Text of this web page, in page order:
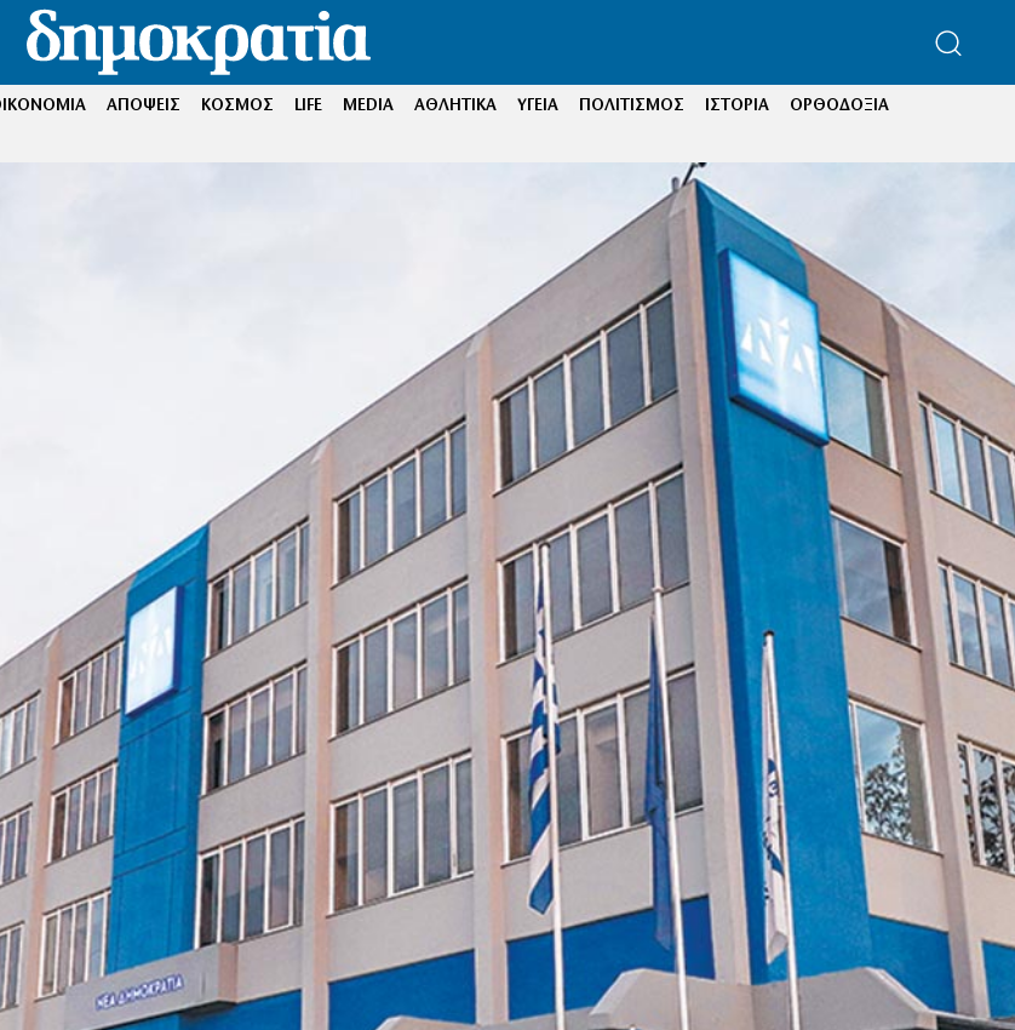
ΑΠΟΨΕΙΣ ΚΟΣΜΟΣ LIFE MEDIA ΑΘΛΗΤΙΚΑ ΥΓΕΙΑ ΠΟΛΙΤΙΣΜΟΣ ΙΣΤΟΡΙΑ
ΟΡΘΟΔΟΞΙΑ